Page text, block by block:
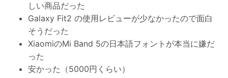
しい商品だった
Galaxy Fit2 の使用レビューが少なかったので面白
そうだった
XiaomiのMi Band 5の日本語フォントが本当に嫌だ
った
安かった（5000円くらい）